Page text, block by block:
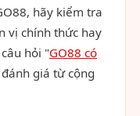
hãy kiểm tra
vị chính thức hay
hỏi "GO88 có
giá từ cộng